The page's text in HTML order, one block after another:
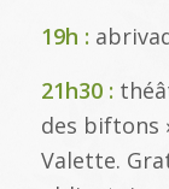
19h :
21h30 :
des biftons
Valette.